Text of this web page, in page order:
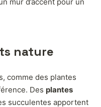
nature
comme des plantes
Des plantes
succulentes apportent